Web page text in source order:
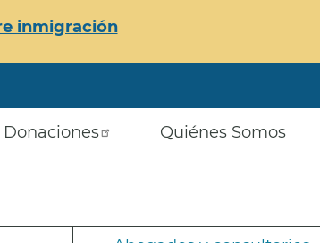
inmigración
Donaciones Quiénes Somos